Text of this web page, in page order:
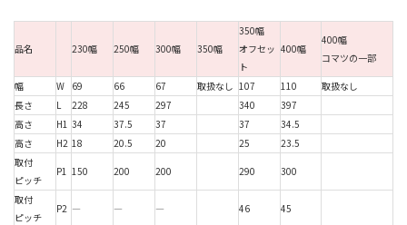
品名 230幅 250幅 300幅 350幅
350幅
オフセッ
ト
400幅
400幅
コマツの一部
幅 W 69 66 67 取扱なし 107 110
取扱なし
長さ
L 228 245 297 340
397
高さ
H1 34 37.5 37 37
34.5
高さ
H2 18 20.5 20 25
23.5
取付
ピッチ
P1 150 200 200 290 300
取付
ピッチ
P2 ― ― ― 46 45